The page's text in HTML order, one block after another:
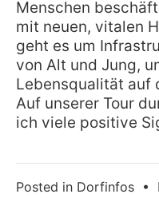
Menschen
mit neuen, vitalen
geht es um
von Alt und Jung,
Lebensqualität auf
Auf unserer Tour
ich viele positive
Posted in Dorfinfos •